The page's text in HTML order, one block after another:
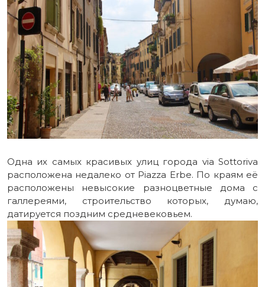
Одна их самых красивых улиц города via Sottoriva
расположена недалеко от Piazza Erbe. По краям её
расположены невысокие разноцветные дома с
галлереями, строительство которых, думаю,
датируется поздним средневековьем.